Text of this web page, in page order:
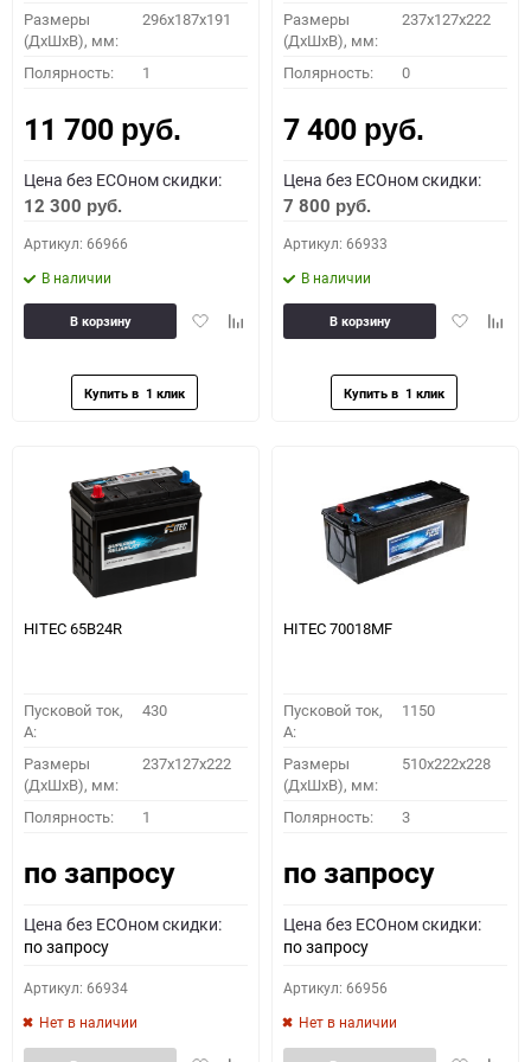
Размеры
(ДхШхВ), мм:
296х187х191
Полярность: 1
11 700 руб.
Цена без ECOном скидки:
12 300 руб.
Артикул: 66966
В наличии
ДобавитьДобавить
В корзину
Размеры
(ДхШхВ), мм:
237x127x222
Полярность: 0
7 400 руб.
Цена без ECOном скидки:
7 800 руб.
Артикул: 66933
В наличии
Добавить
В корзину
HITEC 65B24R
Пусковой ток,
A:
430
Размеры
(ДхШхВ), мм:
237x127x222
Полярность: 1
по запросу
Цена без ECOном скидки:
по запросу
Артикул: 66934
Нет в наличии
HITEC 70018MF
Пусковой ток,
A:
1150
Размеры
(ДхШхВ), мм:
510x222x228
Полярность: 3
по запросу
Цена без ECOном скидки:
по запросу
Артикул: 66956
Нет в наличии